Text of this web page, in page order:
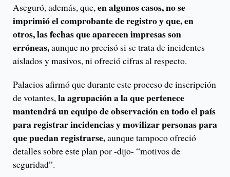
Aseguró, además, que,en algunos casos, no se
imprimió el comprobante de registro y que, en
otros, las fechas que aparecen impresas son
erróneas,aunque no precisó si se trata de incidentes
aislados y masivos, ni ofreció cifras al respecto.
Palacios afirmó que durante este proceso de inscripción
de votantes,la agrupación a la que pertenece
mantendrá un equipo de observación en todo el país
para registrar incidencias y movilizar personas para
que puedan registrarse,aunque tampoco ofreció
detalles sobre este plan por -dijo- “motivos de
seguridad”.